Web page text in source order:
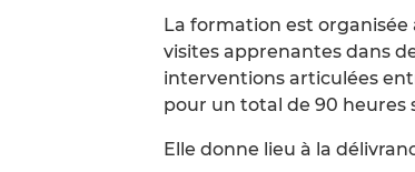
La formation est
visites apprenantes dans
interventions articulées
pour un total de 90 heures
Elle donne lieu à la